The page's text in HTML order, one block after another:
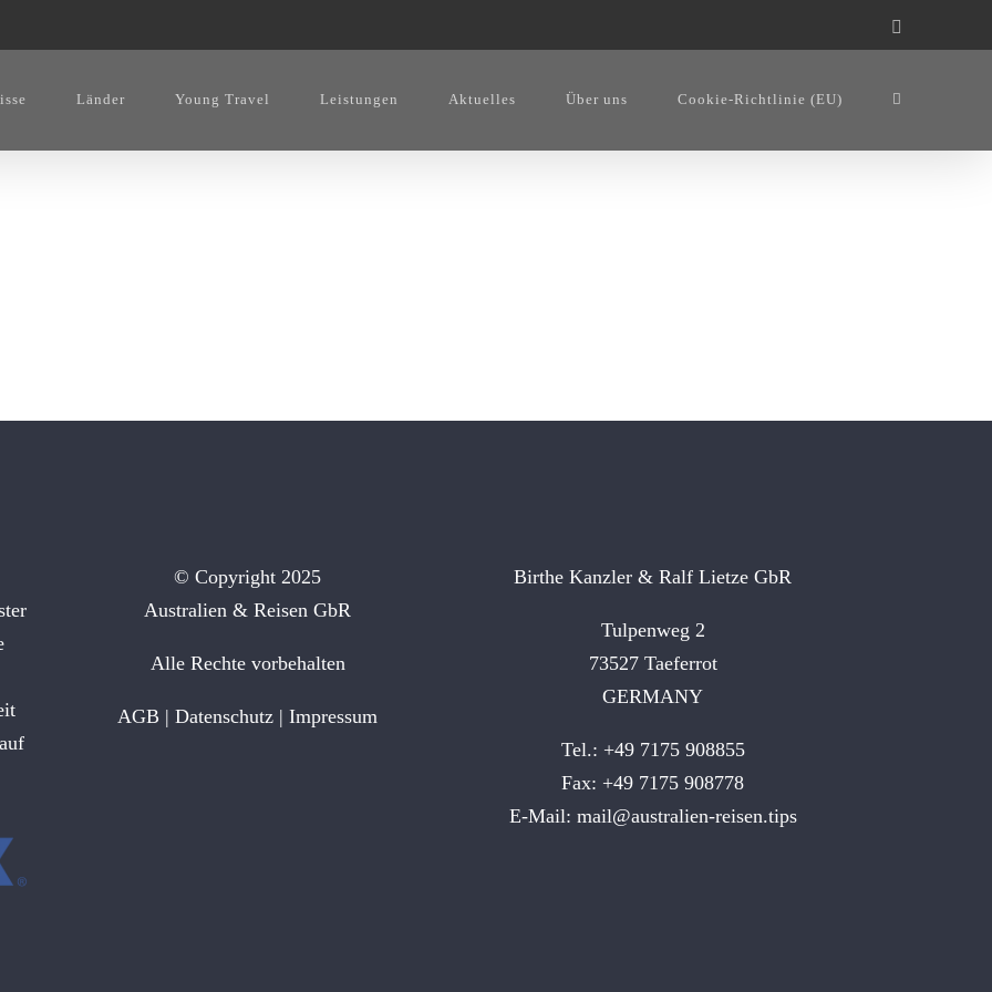
Länder Young Travel Leistungen Aktuelles Über uns Cookie-Richtlinie (EU)
© Copyright 2025
Australien & Reisen GbR
Alle Rechte vorbehalten
AGB |Datenschutz |Impressum
Birthe Kanzler & Ralf Lietze GbR
Tulpenweg 2
73527 Taeferrot
GERMANY
Tel.: +49 7175 908855
Fax: +49 7175 908778
E-Mail: mail@australien-reisen.tips